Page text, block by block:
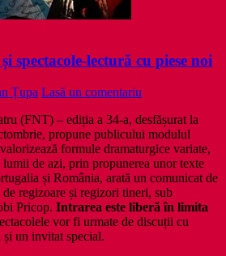
spectacole-lectură cu piese noi
Țupa Lasă un comentariu
(FNT) – ediția a 34-a, desfășurat la
propune publicului modulul
formule dramaturgice variate,
de azi, prin propunerea unor texte
și România, arată un comunicat de
de regizoare și regizori tineri, sub
Pricop. Intrarea este liberă în limita
vor fi urmate de discuții cu
un invitat special.